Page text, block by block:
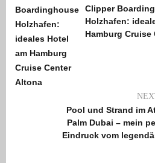
Clipper
Holzhafen:
Hamburg Cruise
Pool und Strand im
Palm Dubai – mein
Eindruck vom